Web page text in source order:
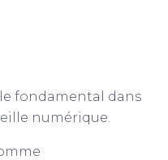
fondamental dans
numérique.